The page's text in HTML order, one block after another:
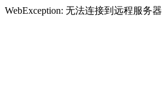
WebException: 无法连接到远程服务器